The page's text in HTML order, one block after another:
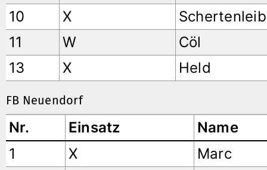
10
X
Schertenleib
11
W
Cöl
13
X Held
FB Neuendorf
Nr. Einsatz
Name
1
X
Marc